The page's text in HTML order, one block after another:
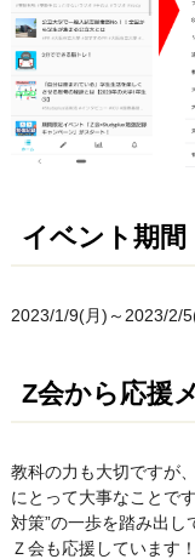
イベント期間
2023/1/9(月)～2023/2/
Z会から応援
教科の力も大切ですが
にとって大事なことで
対策”の一歩を踏み出し
Ｚ会も応援しています！